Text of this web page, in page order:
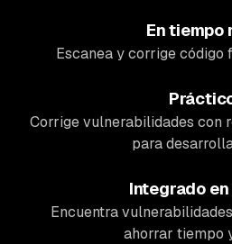
En tiempo
Escanea y corrige código
Corrige vulnerabilidades con
para
Integrado en
Encuentra
ahorrar tiempo